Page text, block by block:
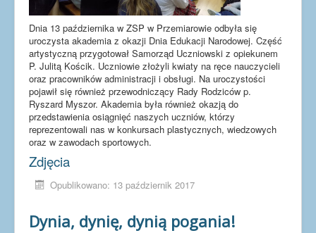
Dnia 13 października w ZSP w Przemiarowie odbyła się
uroczysta akademia z okazji Dnia Edukacji Narodowej. Część
artystyczną przygotował Samorząd Uczniowski z opiekunem
P. Julitą Kościk. Uczniowie złożyli kwiaty na ręce nauczycieli
oraz pracowników administracji i obsługi. Na uroczystości
pojawił się również przewodniczący Rady Rodziców p.
Ryszard Myszor. Akademia była również okazją do
przedstawienia osiągnięć naszych uczniów, którzy
reprezentowali nas w konkursach plastycznych, wiedzowych
oraz w zawodach sportowych.
Zdjęcia
Opublikowano: 13 październik 2017
Dynia, dynię, dynią pogania!